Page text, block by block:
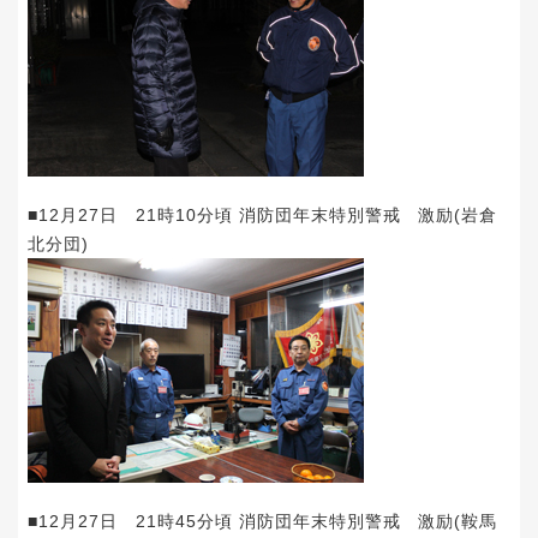
■12月27日 21時10分頃 消防団年末特別警戒 激励(岩倉
北分団)
■12月27日 21時45分頃 消防団年末特別警戒 激励(鞍馬